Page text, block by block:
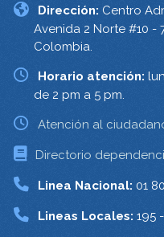
Dirección: Centro
Avenida 2 Norte #10 -
Colombia.
Horario atención:
de 2 pm a 5 pm.
Atención al
Directorio
Linea Nacional: 01
Lineas Locales: 195